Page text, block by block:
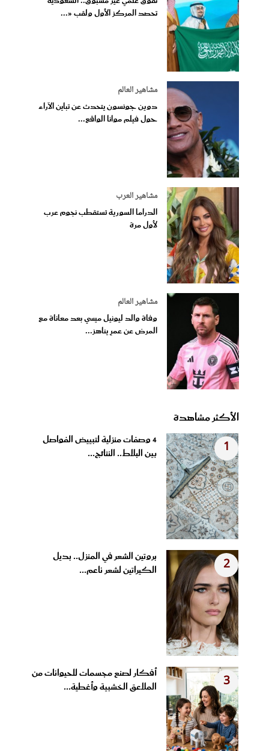
تحصد المركز الأول ولقب «...
مشاهير العالم
دوين جونسون يتحدث عن تباين الآراء
حول فيلم موانا الواقع...
مشاهير العرب
الدراما السورية تستقطب نجوم عرب
لأول مرة
مشاهير العالم
وفاة والد ليونيل ميسي بعد معاناة مع
المرض عن عمرٍ يناهز...
الأكثر مشاهدة
1
4 وصفات منزلية لتبييض الفواصل
بين البلاط.. النتائج...
2
بروتين الشعر في المنزل.. بديل
الكيراتين لشعر ناعم...
3
أفكار لصنع مجسمات للحيوانات من
الملاعق الخشبية وأغطية...